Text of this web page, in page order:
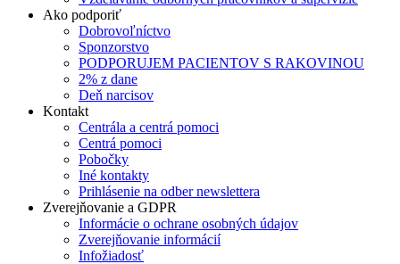
Ako podporiť
Dobrovoľníctvo
Sponzorstvo
PODPORUJEM PACIENTOV S RAKOVINOU
2% z dane
Deň narcisov
Kontakt
Centrála a centrá pomoci
Centrá pomoci
Pobočky
Iné kontakty
Prihlásenie na odber newslettera
Zverejňovanie a GDPR
Informácie o ochrane osobných údajov
Zverejňovanie informácií
Infožiadosť